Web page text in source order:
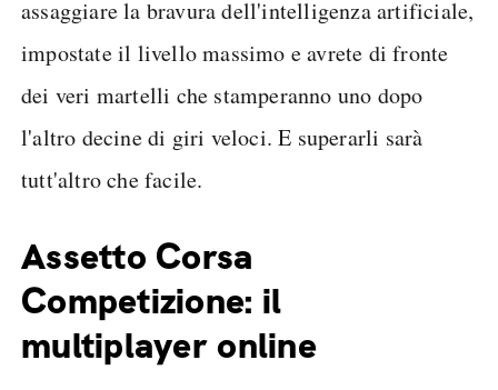
assaggiare la bravura dell'intelligenza artificiale,
impostate il livello massimo e avrete di fronte
dei veri martelli che stamperanno uno dopo
l'altro decine di giri veloci. E superarli sarà
tutt'altro che facile.
Assetto Corsa
Competizione: il
multiplayer online